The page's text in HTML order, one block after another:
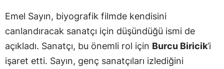
Emel Sayın, biyografik filmde kendisini
canlandıracak sanatçı için düşündüğü ismi de
açıkladı. Sanatçı, bu önemli rol için Burcu Biricik’i
işaret etti. Sayın, genç sanatçıları izlediğini